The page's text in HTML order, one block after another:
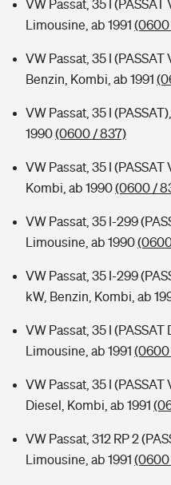
VW Passat, 35 I (PASSAT
Limousine, ab 1991 (0600
VW Passat, 35 I (PASSAT
Benzin, Kombi, ab 1991
VW Passat, 35 I
1990(0600 / 837)
VW Passat, 35 I (PASSAT
Kombi, ab 1990(0600 /
VW Passat, 35 I-299
Limousine, ab 1990
VW Passat, 35 I-299
kW, Benzin, Kombi, ab
VW Passat, 35 I (PASSAT
Limousine, ab 1991 (0600
VW Passat, 35 I (PASSAT
Diesel, Kombi, ab 1991
VW Passat, 312 RP 2
Limousine, ab 1991 (0600